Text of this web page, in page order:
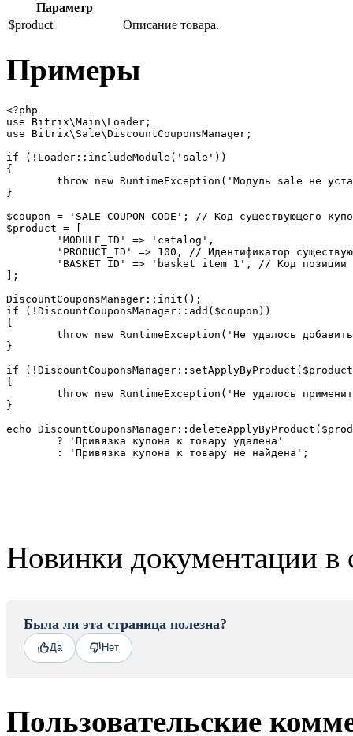
Параметр
$product
Описание товара.
Примеры
<?php
use Bitrix\Main\Loader;
use Bitrix\Sale\DiscountCouponsManager;
if (!Loader::includeModule('sale'))
{
}
$coupon = 'SALE-COUPON-CODE'; // Код существующего
$product = [
];
DiscountCouponsManager::init();
if (!DiscountCouponsManager::add($coupon))
{
}
if
{
}
echo
	: 'Привязка купона к товару не найдена';
Новинки документации в
Была ли эта страница полезна?
Да Нет
Пользовательские